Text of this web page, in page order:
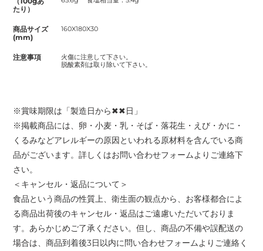
たり）
商品サイズ
(mm)
160X180X30
注意事項
火傷に注意して下さい。
脱酸素剤は取り除いて下さい。
※賞味期限は「製造日から✖✖日」
※掲載商品には、卵・小麦・乳・そば・落花生・えび・かに・
くるみなどアレルギーの原因といわれる原材料を含んでいる商
品がございます。詳しくはお問い合わせフォームよりご連絡下
さい。
＜キャンセル・返品について＞
食品という商品の性質上、衛生面の観点から、お客様都合によ
る商品出荷後のキャンセル・返品はご遠慮いただいておりま
す。あらかじめご了承ください。但し、商品の不備や誤配送の
場合は、商品到着後3日以内に問い合わせフォームよりご連絡く